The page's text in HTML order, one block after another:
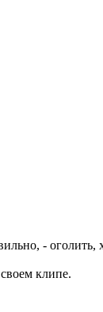
- оголить,
клипе.